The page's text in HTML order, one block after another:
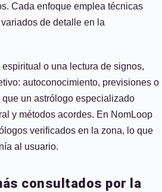
Cada enfoque emplea técnicas
de detalle en la
o una lectura de signos,
autoconocimiento, previsiones o
un astrólogo especializado
y métodos acordes. En NomLoop
verificados en la zona, lo que
al usuario.
consultados por la